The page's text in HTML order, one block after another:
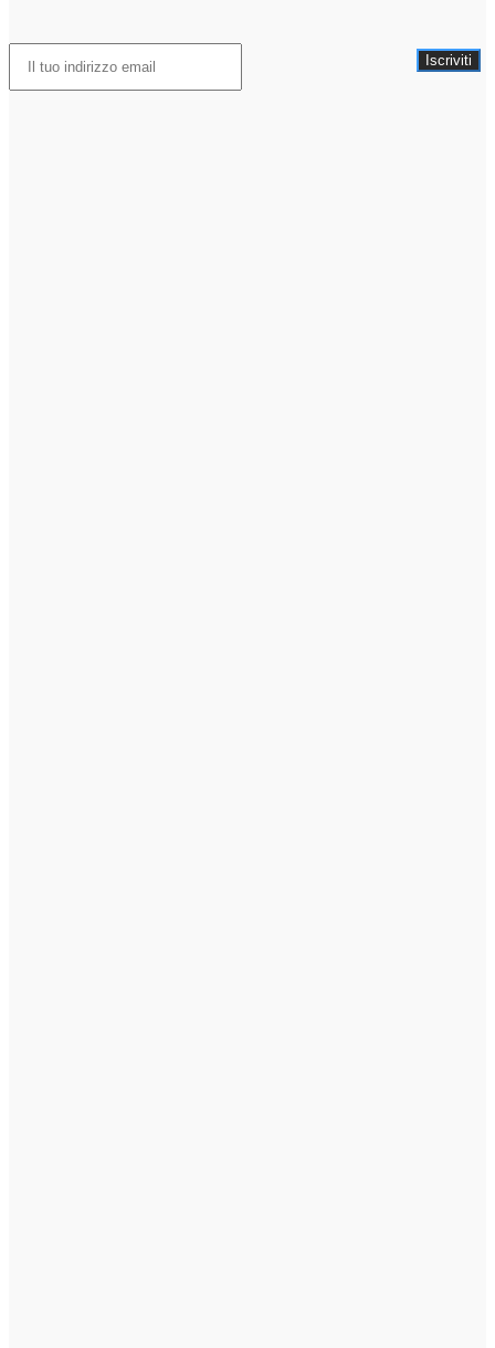
Iscriviti